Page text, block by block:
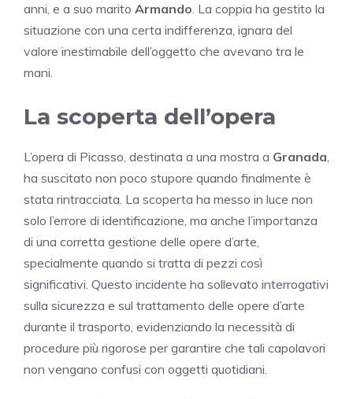
anni, e a suo marito Armando. La coppia ha gestito la
situazione con una certa indifferenza, ignara del
valore inestimabile dell’oggetto che avevano tra le
mani.
La scoperta dell’opera
L’opera di Picasso, destinata a una mostra a Granada,
ha suscitato non poco stupore quando finalmente è
stata rintracciata. La scoperta ha messo in luce non
solo l’errore di identificazione, ma anche l’importanza
di una corretta gestione delle opere d’arte,
specialmente quando si tratta di pezzi così
significativi. Questo incidente ha sollevato interrogativi
sulla sicurezza e sul trattamento delle opere d’arte
durante il trasporto, evidenziando la necessità di
procedure più rigorose per garantire che tali capolavori
non vengano confusi con oggetti quotidiani.